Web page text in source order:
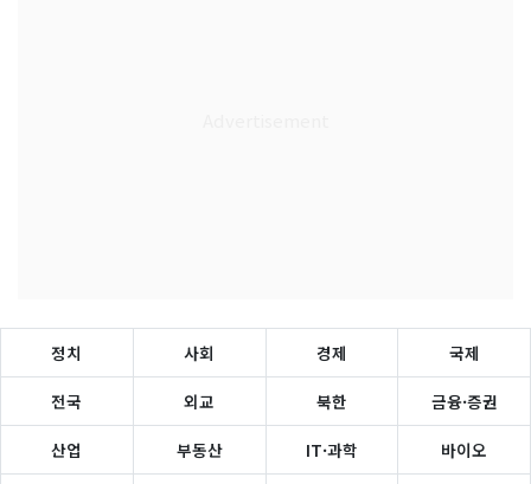
정치 사회 경제 국제
전국 외교 북한 금융·증권
산업 부동산 IT·과학 바이오